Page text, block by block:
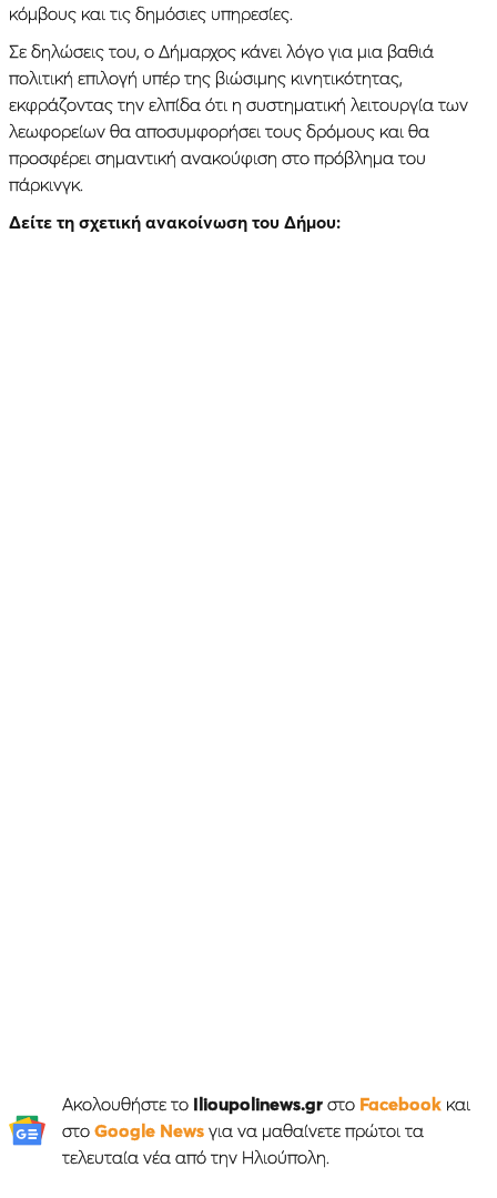
κόμβους και τις δημόσιες υπηρεσίες.
Σε δηλώσεις του, ο Δήμαρχος κάνει λόγο για μια βαθιά
πολιτική επιλογή υπέρ της βιώσιμης κινητικότητας,
εκφράζοντας την ελπίδα ότι η συστηματική λειτουργία των
λεωφορείων θα αποσυμφορήσει τους δρόμους και θα
προσφέρει σημαντική ανακούφιση στο πρόβλημα του
πάρκινγκ.
Δείτε τη σχετική ανακοίνωση του Δήμου:
Ακολουθήστε το Ilioupolinews.grστο Facebookκαι
στο Google Newsγια να μαθαίνετε πρώτοι τα
τελευταία νέα από την Ηλιούπολη.